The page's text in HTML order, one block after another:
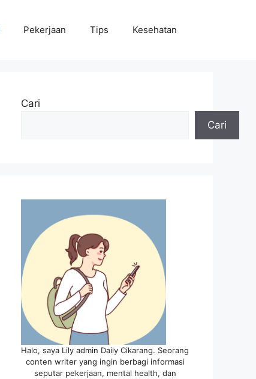
Pekerjaan Tips Kesehatan
Cari
Cari
Halo, saya Lily admin Daily Cikarang. Seorang
conten writer yang ingin berbagi informasi
seputar pekerjaan, mental health, dan